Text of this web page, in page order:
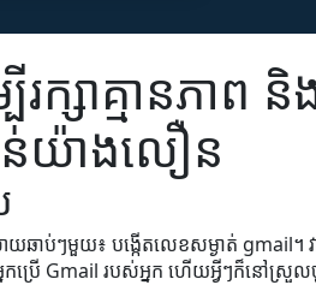
ក្សាគ្មានភាព
ន់យ៉ាងលឿន
ៗមួយ៖ បង្កើតលេខសម្ងាត់ gmail។ វាជា
នកប្រើ Gmail របស់អ្នក ហើយអ្វីៗក៏នៅ